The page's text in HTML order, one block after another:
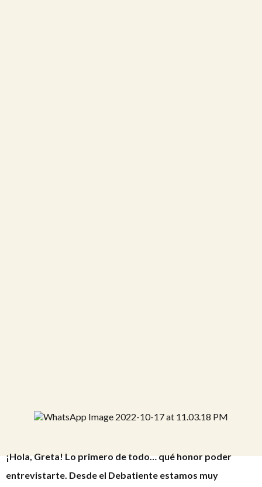
¡Hola, Greta! Lo primero de todo… qué honor poder
entrevistarte. Desde el Debatiente estamos muy